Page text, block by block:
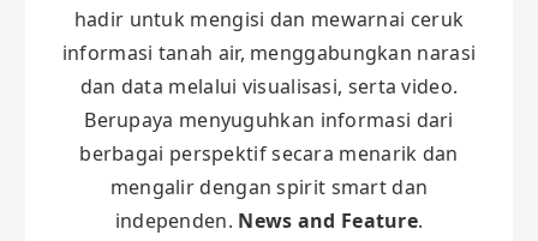
hadir untuk mengisi dan mewarnai ceruk
informasi tanah air, menggabungkan narasi
dan data melalui visualisasi, serta video.
Berupaya menyuguhkan informasi dari
berbagai perspektif secara menarik dan
mengalir dengan spirit smart dan
independen. News and Feature.